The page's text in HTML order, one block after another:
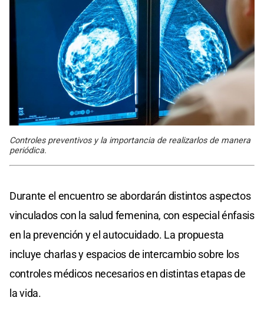
Controles preventivos y la importancia de realizarlos de manera
periódica.
Durante el encuentro se abordarán distintos aspectos
vinculados con la salud femenina, con especial énfasis
en la prevención y el autocuidado. La propuesta
incluye charlas y espacios de intercambio sobre los
controles médicos necesarios en distintas etapas de
la vida.